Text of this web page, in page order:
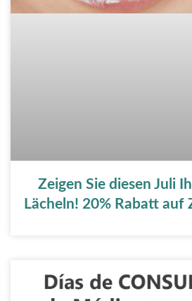
Zeigen Sie diesen Juli
Lächeln! 20% Rabatt auf